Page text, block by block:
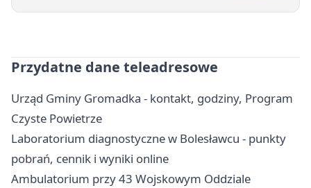
Przydatne dane teleadresowe
Urząd Gminy Gromadka - kontakt, godziny, Program
Czyste Powietrze
Laboratorium diagnostyczne w Bolesławcu - punkty
pobrań, cennik i wyniki online
Ambulatorium przy 43 Wojskowym Oddziale